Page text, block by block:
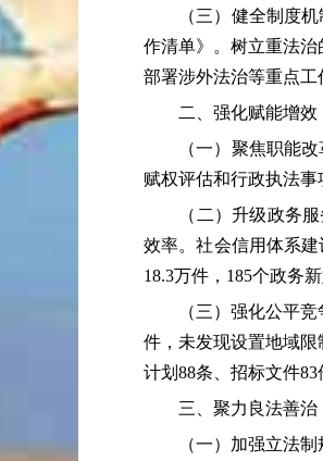
（三）健全制度机制
作清单》。树立重法
部署涉外法治等重点工
二、强化赋能增效
（一）聚焦职能改革
赋权评估和行政执法事
（二）升级政务服务
效率。社会信用体系
18.3万件，185个政务
（三）强化公平竞争
件，未发现设置地域
计划88条、招标文件83
三、聚力良法善治
（一）加强立法制规